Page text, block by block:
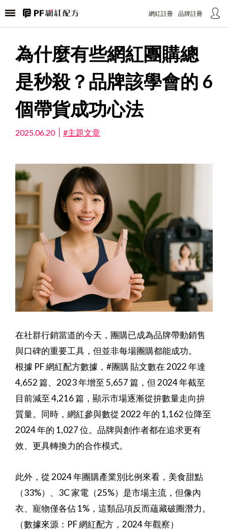
網紅註冊 品牌註冊
為什麼有些網紅團購總
是秒殺？品牌該學會的 6
個帶貨成功心法
2025.06.20 #主題文章
在社群行銷當道的今天，團購已成為品牌帶動銷售
與口碑的重要工具，但並非每場團購都能成功。
根據 PF 網紅配方數據，#團購 貼文數在 2022 年達
4,652 篇、2023 年增至 5,657 篇，但 2024 年截至
目前減至 4,216 篇，顯示市場逐漸從拚數量走向拚
質量。同時，網紅參與數從 2022 年的 1,162 位降至
2024 年的 1,027 位。品牌與創作者都在追求更有
效、更具轉換力的合作模式。
此外，從 2024 年團購產業別比例來看，美食甜點
（33%）、3C 家電（25%）是市場主流，但像內
衣、寵物僅各佔 1%，這類品項反而蘊藏破圈潛力。
（數據來源：PF 網紅配方，2024 年觀察）
請選擇您的公司產業別
以利我們提供給您更好的服務與協助
請選擇
容内内容内容内容内容内容内容内内容内容内容内容内
容内容内
取消